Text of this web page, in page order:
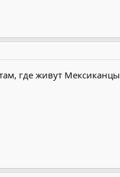
где живут Мексиканцы